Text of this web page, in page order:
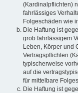
(Kardinalpflichten)
fahrlässiges
Folgeschäden wie
Die Haftung ist
grob fahrlässigem
Leben, Körper und
Vertragspflichten
typischerweise
auf die
für mittelbare
Die Haftung ist